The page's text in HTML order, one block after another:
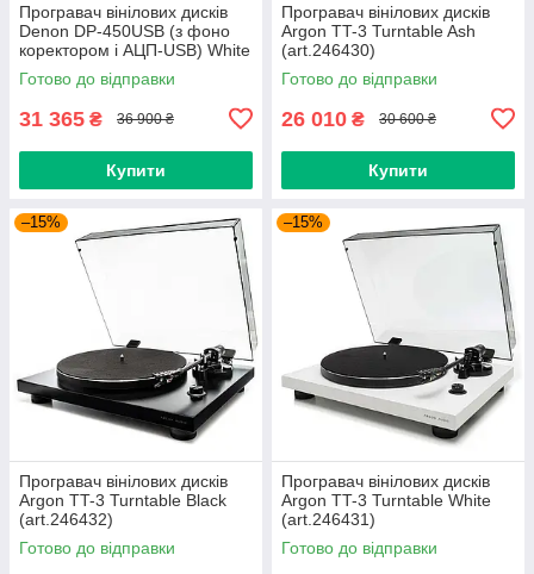
Програвач вінілових дисків
Denon DP-450USB (з фоно
коректором і АЦП-USB) White
(art.236158)
Готово до відправки
31 365 ₴ 36 900 ₴
Купити
Програвач вiнiлових дискiв
Argon TT-3 Turntable Ash
(art.246430)
Готово до відправки
26 010 ₴ 30 600 ₴
Купити
–15%
Програвач вiнiлових дискiв
Argon TT-3 Turntable Black
(art.246432)
Готово до відправки
–15%
Програвач вiнiлових дискiв
Argon TT-3 Turntable White
(art.246431)
Готово до відправки